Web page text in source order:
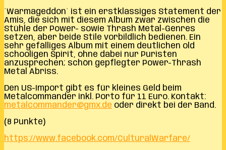
`Warmageddon` ist ein erstklassiges Statement der
Amis, die sich mit diesem Album zwar zwischen die
Stühle der Power- sowie Thrash Metal-Genres
setzen, aber beide Stile vorbildlich bedienen. Ein
sehr gefälliges Album mit einem deutlichen old
schooligen Spirit, ohne dabei nur Puristen
anzusprechen; schön gepflegter Power-Thrash
Metal Abriss.
Den US-Import gibt es für kleines Geld beim
Metalcommander inkl. Porto für 11 Euro. Kontakt:
metalcommander@gmx.de oder direkt bei der Band.
(8 Punkte)
https://www.facebook.com/CulturalWarfare/